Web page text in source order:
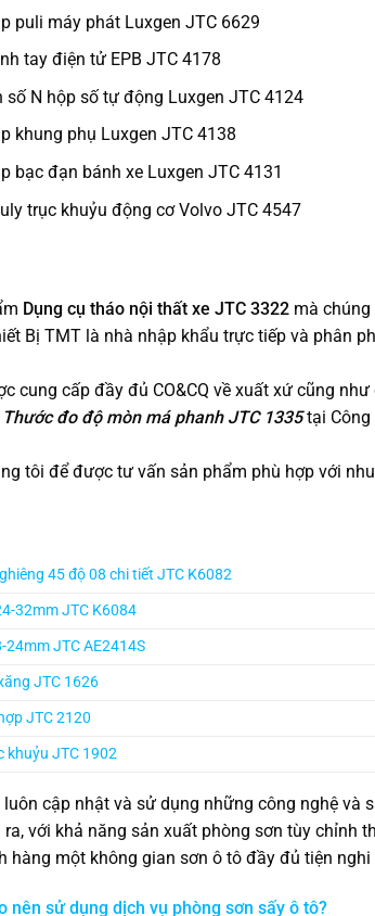
puli máy phát Luxgen JTC 6629
tay điện tử EPB JTC 4178
số N hộp số tự động Luxgen JTC 4124
khung phụ Luxgen JTC 4138
bạc đạn bánh xe Luxgen JTC 4131
trục khuỷu động cơ Volvo JTC 4547
Dụng cụ tháo nội thất xe JTC 3322 mà
Bị TMT là nhà nhập khẩu trực tiếp và phân
cung cấp đầy đủ CO&CQ về xuất xứ cũng
Thước đo độ mòn má phanh JTC 1335tại Công
tôi để được tư vấn sản phẩm phù hợp với
45 độ 08 chi tiết JTC K6082
32mm JTC K6084
24mm JTC AE2414S
JTC 1626
JTC 2120
khuỷu JTC 1902
luôn cập nhật và sử dụng những công nghệ và
với khả năng sản xuất phòng sơn tùy chỉnh
hàng một không gian sơn ô tô đầy đủ tiện
nên sử dụng dịch vụ phòng sơn sấy ô tô?